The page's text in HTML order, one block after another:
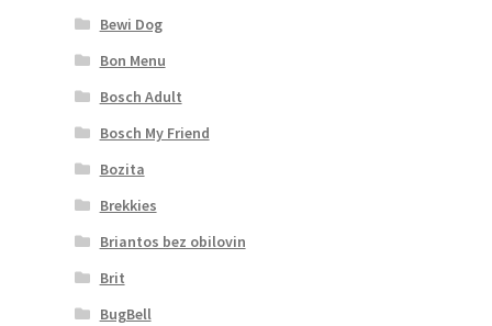
Bewi Dog
Bon Menu
Bosch Adult
Bosch My Friend
Bozita
Brekkies
Briantos bez obilovin
Brit
BugBell